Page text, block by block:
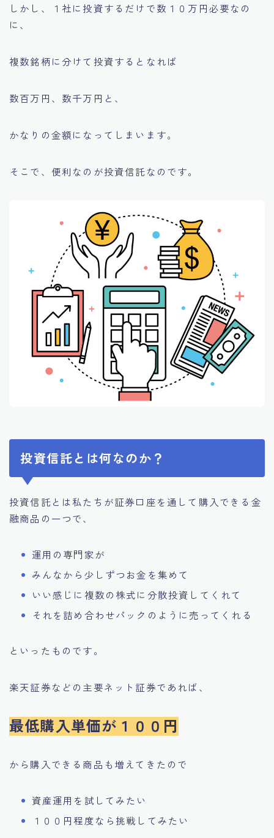
しかし、１社に投資するだけで数１０万円必要なの
に、
複数銘柄に分けて投資するとなれば
数百万円、数千万円と、
かなりの金額になってしまいます。
そこで、便利なのが投資信託なのです。
投資信託とは何なのか？
投資信託とは私たちが証券口座を通して購入できる金
融商品の一つで、
運用の専門家が
みんなから少しずつお金を集めて
いい感じに複数の株式に分散投資してくれて
それを詰め合わせパックのように売ってくれる
といったものです。
楽天証券などの主要ネット証券であれば、
最低購入単価が１００円
から購入できる商品も増えてきたので
資産運用を試してみたい
１００円程度なら挑戦してみたい